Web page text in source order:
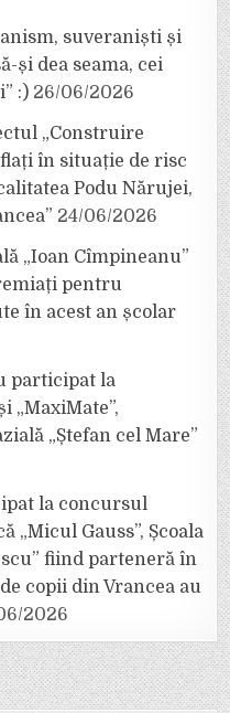
suveraniști și
și dea seama, cei
:) 26/06/2026
„Construire
în situație de risc
Podu Nărujei,
24/06/2026
„Ioan Cîmpineanu”
pentru
în acest an școlar
participat la
„MaxiMate”,
„Ștefan cel Mare”
la concursul
„Micul Gauss”, Școala
fiind parteneră în
copii din Vrancea au
2026